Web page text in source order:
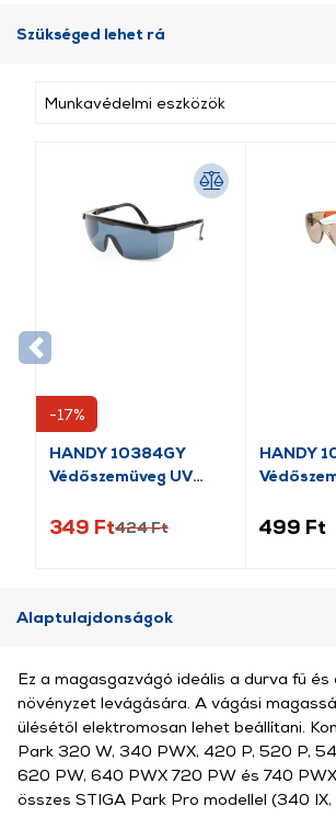
Szükséged lehet rá
Munkavédelmi eszközök
-17%
HANDY 10384GY
Védőszemüveg UV
349 Ft424 Ft
HANDY
499 Ft
Alaptulajdonságok
Ez a magasgazvágó ideális a durva fű és
növényzet levágására. A vágási
ülésétől elektromosan lehet beállítani.
Park 320 W, 340 PWX, 420 P, 520 P,
620 PW, 640 PWX 720 PW és 740
összes STIGA Park Pro modellel (340 IX,